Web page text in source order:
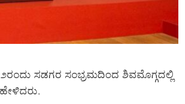
ಸಡಗರ ಸಂಭ್ರಮದಿಂದ ಶಿವಮೊಗ್ಗದಲ್ಲಿ